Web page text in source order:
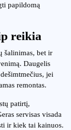
papildomą
reikia
šalinimas, bet ir
Daugelis
jei
remontas.
patirtį,
servisas visada
ir kiek tai kainuos.